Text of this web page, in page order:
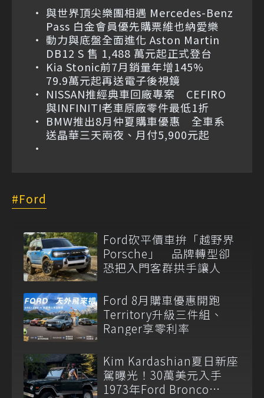
與世界頂尖樂團相遇 Mercedes-Benz
Pass 白金會員優先購票維也納愛樂
動力與底盤全面進化 Aston Martin
DB12 S 售 1,488 萬元起正式登台
Kia Stonic前7月銷量年增145%
79.9萬元起再送電子後視鏡
NISSAN推經典車回廠專案 CEFIRO
與INFINITI老車原廠零件最低1折
BMW推出8月仲夏購車優惠 全車系
送晶華三天兩夜、月付5,900元起
Ford
Ford砍平價車拚「越野界
Porsche」 品牌轉型卻
恐把入門客群拱手讓人
Ford 8月購車優惠開跑
Territory升級三件組、
Ranger享零利率
Kim Kardashian夏日新座
駕曝光！30萬美元入手
1973年Ford Bronco